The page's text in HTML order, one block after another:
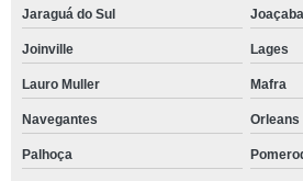
Jaraguá do Sul Joaçaba
Joinville Lages
Lauro Muller Mafra
Navegantes Orleans
Palhoça